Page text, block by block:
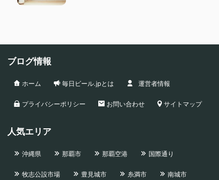
ブログ情報
ホーム 毎日ビール.jpとは 運営者情報
プライバシーポリシー お問い合わせ サイトマップ
人気エリア
沖縄県 那覇市 那覇空港 国際通り
牧志公設市場 豊見城市 糸満市 南城市